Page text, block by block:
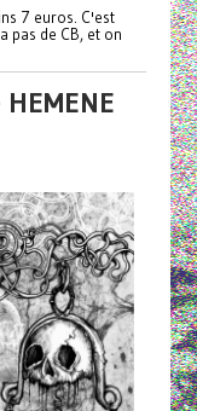
7 euros. C'est
pas de CB, et on